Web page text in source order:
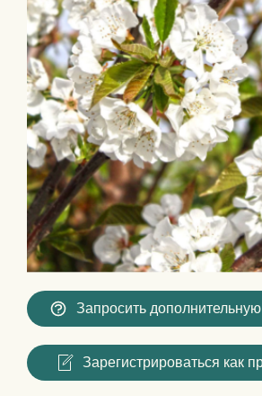
Запросить
Зарегистрироваться как